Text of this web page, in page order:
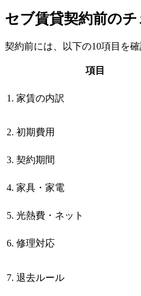
セブ賃貸契約前の
契約前には、以下の10項目を
項目
1. 家賃の内訳
2. 初期費用
3. 契約期間
4. 家具・家電
5. 光熱費・ネット
6. 修理対応
7. 退去ルール